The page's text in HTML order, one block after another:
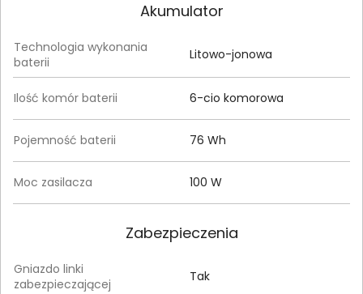
Akumulator
Technologia wykonania
baterii
Litowo-jonowa
Ilość komór baterii 6-cio komorowa
Pojemność baterii 76 Wh
Moc zasilacza 100 W
Zabezpieczenia
Gniazdo linki
zabezpieczającej
Tak